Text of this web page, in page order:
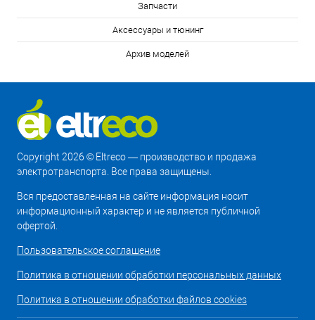
Запчасти
Аксессуары и тюнинг
Архив моделей
Copyright 2026 © Eltreco — производство и продажа
электротранспорта. Все права защищены.
Вся предоставленная на сайте информация носит
информационный характер и не является публичной
офертой.
Пользовательское соглашение
Политика в отношении обработки персональных данных
Политика в отношении обработки файлов cookies